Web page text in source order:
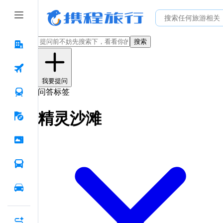
搜索
我要提问
问答标签
精灵沙滩